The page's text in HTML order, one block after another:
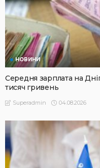
НОВИНИ
Середня зарплата на
тисяч гривень
Superadmin 04.08.2026